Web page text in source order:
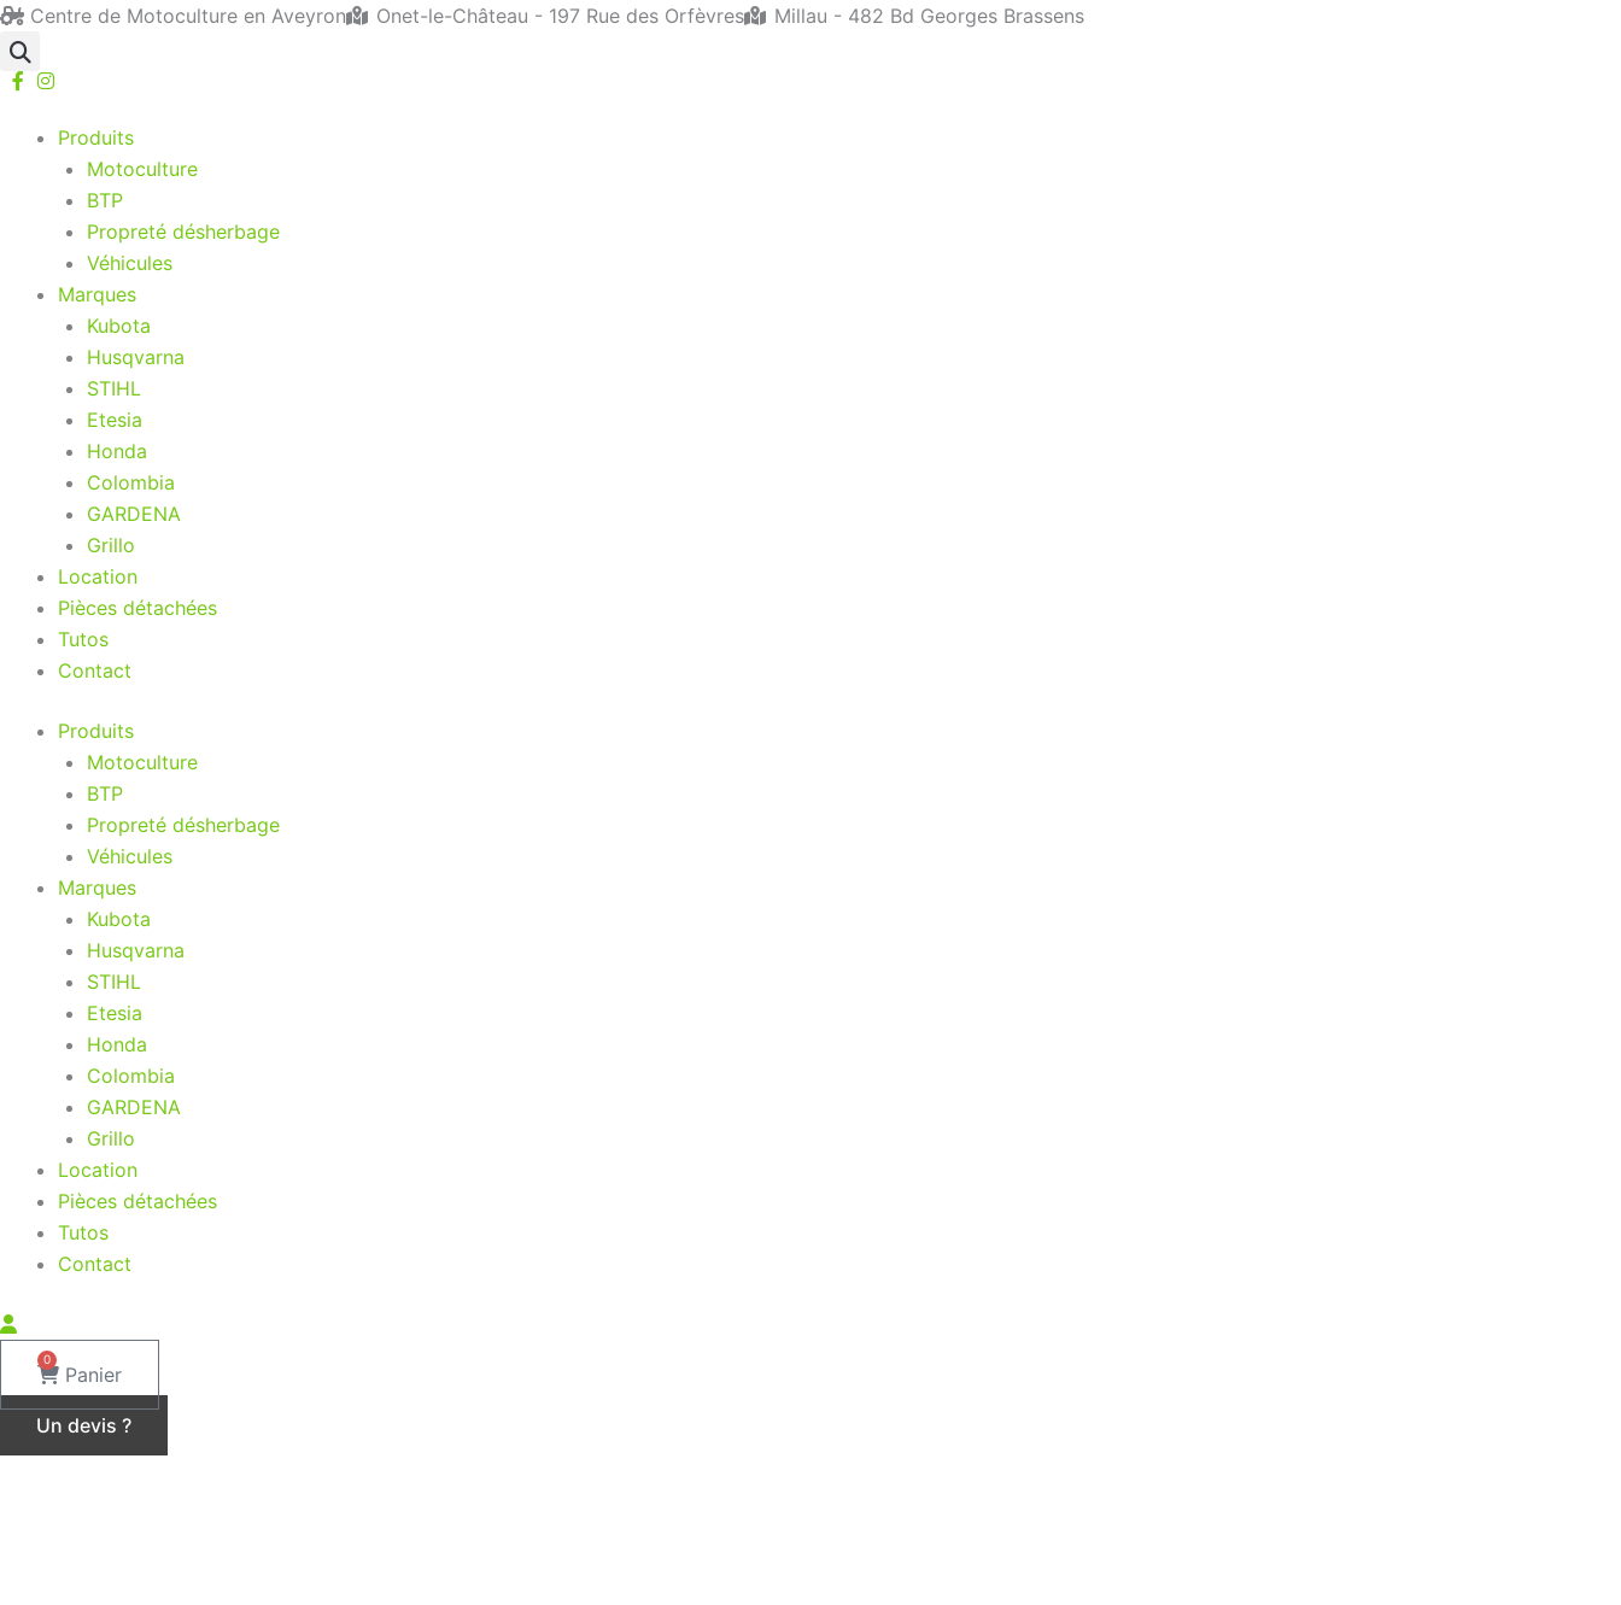
Aller
au
contenu
Centre de Motoculture en Aveyron Onet-le-Château - 197 Rue des Orfèvres Millau - 482 Bd Georges Brassens
Produits
Motoculture
BTP
Propreté désherbage
Véhicules
Marques
Kubota
Husqvarna
STIHL
Etesia
Honda
Colombia
GARDENA
Grillo
Location
Pièces détachées
Tutos
Contact
Produits
Motoculture
BTP
Propreté désherbage
Véhicules
Marques
Kubota
Husqvarna
STIHL
Etesia
Honda
Colombia
GARDENA
Grillo
Location
Pièces détachées
Tutos
Contact
0
Panier
Un devis ?